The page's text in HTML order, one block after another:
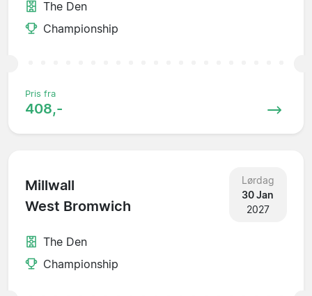
The Den
Championship
Pris fra
408,-
Millwall
West Bromwich
Lørdag
30 Jan
2027
The Den
Championship